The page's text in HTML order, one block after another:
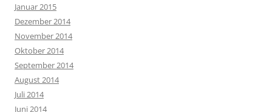
Januar 2015
Dezember 2014
November 2014
Oktober 2014
September 2014
August 2014
Juli 2014
Juni 2014